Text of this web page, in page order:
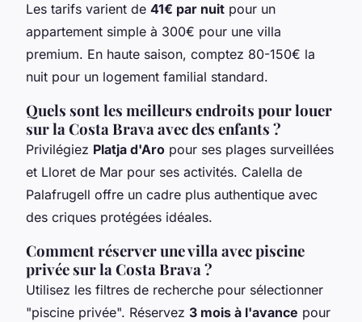
Les tarifs varient de 41€ par nuit pour un
appartement simple à 300€ pour une villa
premium. En haute saison, comptez 80-150€ la
nuit pour un logement familial standard.
Quels sont les meilleurs endroits pour louer
sur la Costa Brava avec des enfants ?
Privilégiez Platja d'Aro pour ses plages surveillées
et Lloret de Mar pour ses activités. Calella de
Palafrugell offre un cadre plus authentique avec
des criques protégées idéales.
Comment réserver une villa avec piscine
privée sur la Costa Brava ?
Utilisez les filtres de recherche pour sélectionner
"piscine privée". Réservez 3 mois à l'avance pour